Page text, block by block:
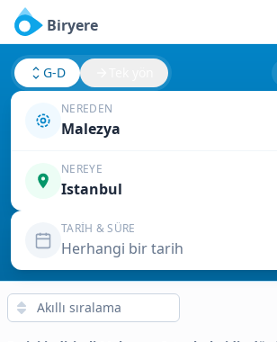
Biryere
G-D
NEREDEN
Malezya
NEREYE
Istanbul
TARIH & SÜRE
Herhangi bir tarih